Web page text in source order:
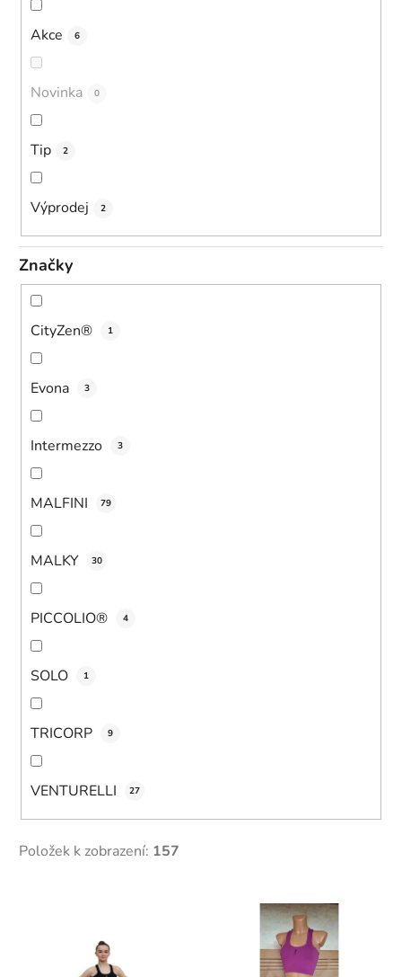
Akce 6
Novinka 0
Tip 2
Výprodej 2
Značky
CityZen® 1
Evona 3
Intermezzo 3
MALFINI 79
MALKY 30
PICCOLIO® 4
SOLO 1
TRICORP 9
VENTURELLI 27
Položek k zobrazení: 157